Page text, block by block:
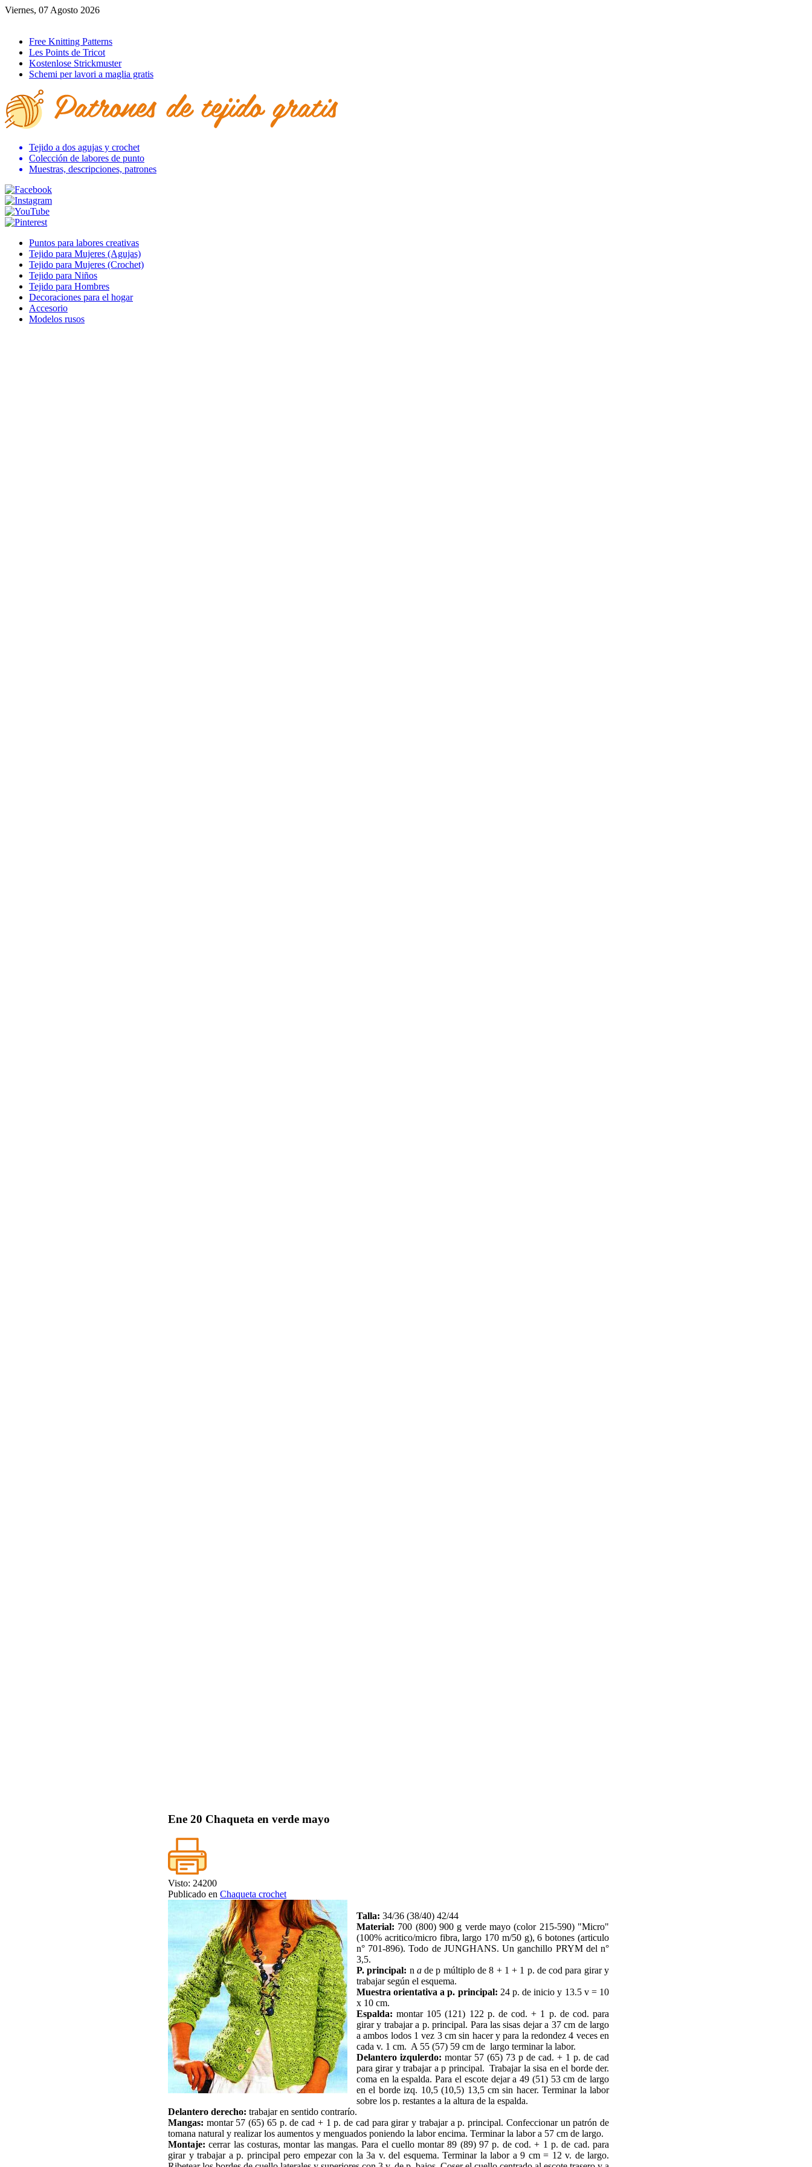
Viernes, 07 Agosto 2026
Free Knitting Patterns
Les Points de Tricot
Kostenlose Strickmuster
Schemi per lavori a maglia gratis
Tejido a dos agujas y crochet
Colección de labores de punto
Muestras, descripciones, patrones
Puntos para labores creativas
Tejido para Mujeres (Agujas)
Tejido para Mujeres (Crochet)
Tejido para Niños
Tejido para Hombres
Decoraciones para el hogar
Accesorio
Modelos rusos
Ene 20 Chaqueta en verde mayo
Visto: 24200
Publicado en Chaqueta crochet
Talla: 34/36 (38/40) 42/44
Material: 700 (800) 900 g verde mayo (color 215-590) "Micro"
(100% acritico/micro fibra, largo 170 m/50 g), 6 botones (articulo
n° 701-896). Todo de JUNGHANS. Un ganchillo PRYM del n°
3,5.
P. principal: nade p múltiplo de 8 + 1 + 1 p. de cod para girar y
trabajar según el esquema.
Muestra orientativa a p. principal: 24 p. de inicio y 13.5 v = 10
x 10 cm.
Espalda: montar 105 (121) 122 p. de cod. + 1 p. de cod. para
girar y trabajar a p. principal. Para las sisas dejar a 37 cm de largo
a ambos lodos 1 vez 3 cm sin hacer y para la redondez 4 veces en
cada v. 1 cm. A 55 (57) 59 cm de largo terminar la labor.
Delantero izqulerdo: montar 57 (65) 73 p de cad. + 1 p. de cad
para girar y trabajar a p principal. Trabajar la sisa en el borde der.
coma en la espalda. Para el escote dejar a 49 (51) 53 cm de largo
en el borde izq. 10,5 (10,5) 13,5 cm sin hacer. Terminar la labor
sobre los p. restantes a la altura de la espalda.
Delantero derecho: trabajar en sentido contrarío.
Mangas: montar 57 (65) 65 p. de cad + 1 p. de cad para girar y trabajar a p. principal. Confeccionar un patrón de
tomana natural y realizar los aumentos y menguados poniendo la labor encima. Terminar la labor a 57 cm de largo.
Montaje: cerrar las costuras, montar las mangas. Para el cuello montar 89 (89) 97 p. de cod. + 1 p. de cad. para
girar y trabajar a p. principal pero empezar con la 3a v. del esquema. Terminar la labor a 9 cm = 12 v. de largo.